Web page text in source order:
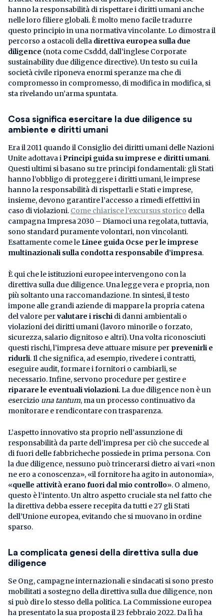
hanno la responsabilità di rispettare i diritti umani anche
nelle loro filiere globali. È molto meno facile tradurre
questo principio in una normativa vincolante. Lo dimostra il
percorso a ostacoli della direttiva europea sulla due
diligence (nota come Csddd, dall’inglese Corporate
sustainability due diligence directive). Un testo su cui la
società civile riponeva enormi speranze ma che di
compromesso in compromesso, di modifica in modifica, si
sta rivelando un’arma spuntata.
Cosa significa esercitare la due diligence su
ambiente e diritti umani
Era il 2011 quando il Consiglio dei diritti umani delle Nazioni
Unite adottava iPrincipi guida su imprese e diritti umani.
Questi ultimi si basano su tre principi fondamentali: gli Stati
hanno l’obbligo di proteggere i diritti umani, le imprese
hanno la responsabilità di rispettarli e Stati e imprese,
insieme, devono garantire l’accesso a rimedi effettivi in
caso di violazioni. Come chiarisce l’excursus storico della
campagna Impresa 2030 – Diamoci una regolata, tuttavia,
sono standard puramente volontari, non vincolanti.
Esattamente come le Linee guida Ocse per le imprese
multinazionali sulla condotta responsabile d’impresa.
È qui che le istituzioni europee intervengono con la
direttiva sulla due diligence. Una legge vera e propria, non
più soltanto una raccomandazione. In sintesi, il testo
impone alle grandi aziende di mappare la propria catena
del valore pervalutare i rischi di danni ambientali o
violazioni dei diritti umani (lavoro minorile o forzato,
sicurezza, salario dignitoso e altri). Una volta riconosciuti
questi rischi, l’impresa deve attuare misure per prevenirli e
ridurli. Il che significa, ad esempio, rivedere i contratti,
eseguire audit, formare i fornitori o cambiarli, se
necessario. Infine, servono procedure per gestire e
riparare le eventuali violazioni. La due diligence non è un
esercizio una tantum, ma un processo continuativo da
monitorare e rendicontare con trasparenza.
L’aspetto innovativo sta proprio nell’assunzione di
responsabilità da parte dell’impresa per ciò che succede al
di fuori delle fabbricheche possiede in prima persona. Con
la due diligence, nessuno può trincerarsi dietro ai vari «non
ne ero a conoscenza», «il fornitore ha agito in autonomia»,
«quelle attività erano fuori dal mio controllo». O almeno,
questo è l’intento. Un altro aspetto cruciale sta nel fatto che
la direttiva debba essere recepita da tutti e 27 gli Stati
dell’Unione europea, evitando che si muovano in ordine
sparso.
La complicata genesi della direttiva sulla due
diligence
Se Ong, campagne internazionali e sindacati si sono presto
mobilitati a sostegno della direttiva sulla due diligence, non
si può dire lo stesso della politica. La Commissione europea
ha presentato la sua proposta il 23 febbraio 2022. Da lì ha